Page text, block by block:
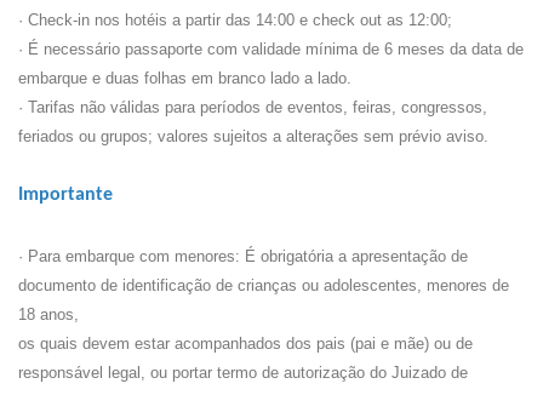
· Check-in nos hotéis a partir das 14:00 e check out as 12:00;
· É necessário passaporte com validade mínima de 6 meses da data de
embarque e duas folhas em branco lado a lado.
· Tarifas não válidas para períodos de eventos, feiras, congressos,
feriados ou grupos; valores sujeitos a alterações sem prévio aviso.
Importante
· Para embarque com menores: É obrigatória a apresentação de
documento de identificação de crianças ou adolescentes, menores de
18 anos,
os quais devem estar acompanhados dos pais (pai e mãe) ou de
responsável legal, ou portar termo de autorização do Juizado de